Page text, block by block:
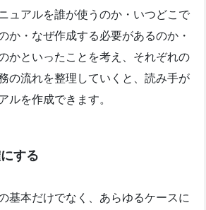
ュアルを誰が使うのか・いつどこで
か・なぜ作成する必要があるのか・
かといったことを考え、それぞれの
の流れを整理していくと、読み手が
ルを作成できます。
する
基本だけでなく、あらゆるケースに